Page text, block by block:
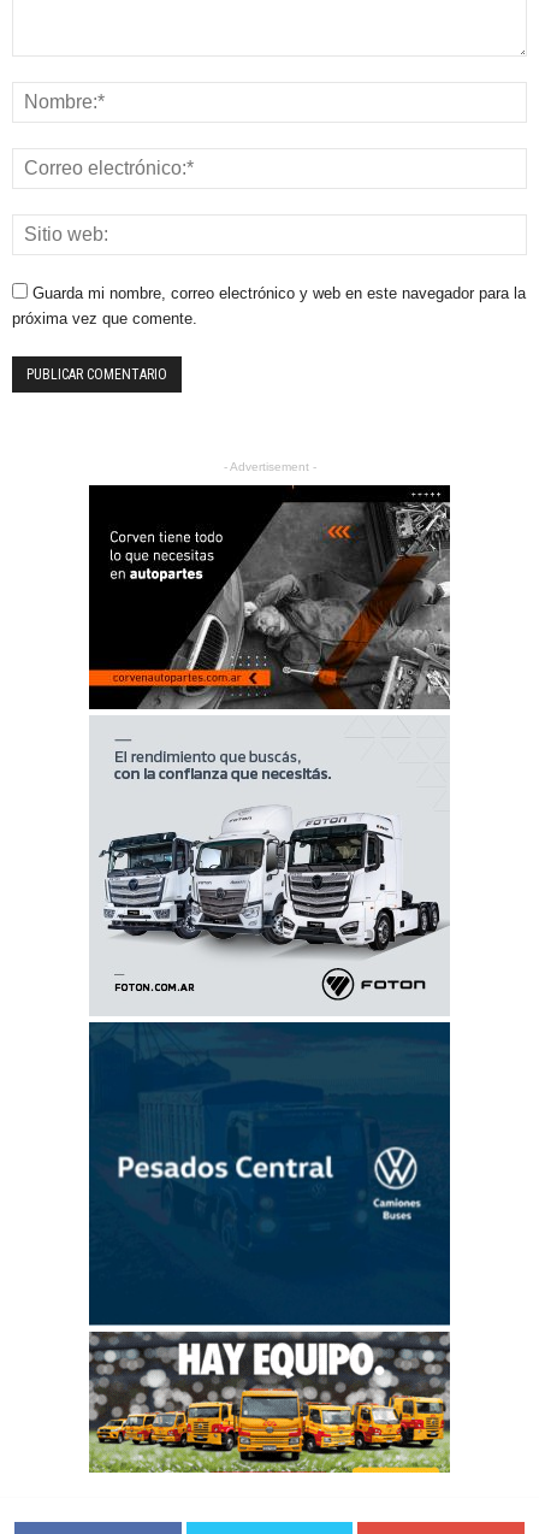
Guarda mi nombre, correo electrónico y web en este navegador para la
próxima vez que comente.
- Advertisement -